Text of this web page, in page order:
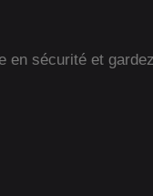
en sécurité et